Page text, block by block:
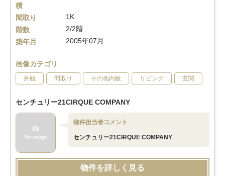
積
間取り
1K
階数
2/2階
築年月
2005年07月
画像カテゴリ
外観 間取り その他内観 リビング 玄関
センチュリー21CIRQUE COMPANY
物件担当者コメント
センチュリー21CIRQUE COMPANY
物件を詳しく見る